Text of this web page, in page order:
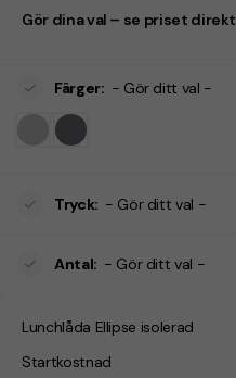
Gör dina val – se priset direkt
Färger: - Gör ditt val -
Tryck: - Gör ditt val -
Antal: - Gör ditt val -
Lunchlåda Ellipse isolerad
Startkostnad